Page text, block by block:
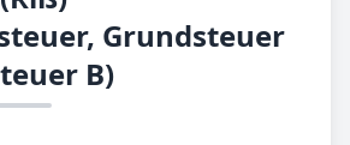
Grundsteuer
B)